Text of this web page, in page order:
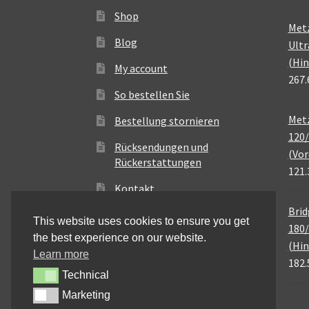
Shop
Blog
My account
So bestellen Sie
Bestellung stornieren
Rücksendungen und
Rückerstattungen
Kontakt
This website uses cookies to ensure you get
the best experience on our website.
Learn more
TechnicalTechnical
MarketingMarketing